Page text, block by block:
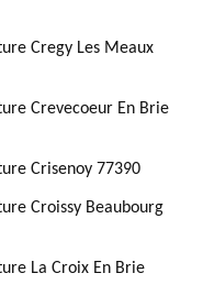
Cregy Les Meaux
Crevecoeur En Brie
Crisenoy 77390
Croissy Beaubourg
La Croix En Brie